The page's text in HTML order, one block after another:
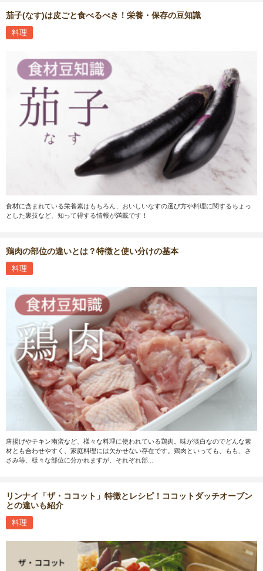
茄子(なす)は皮ごと食べるべき！栄養・保存の豆知識
料理
食材に含まれている栄養素はもちろん、おいしいなすの選び方や料理に関するちょっ
とした裏技など、知って得する情報が満載です！
鶏肉の部位の違いとは？特徴と使い分けの基本
料理
唐揚げやチキン南蛮など、様々な料理に使われている鶏肉。味が淡白なのでどんな素
材とも合わせやすく、家庭料理には欠かせない存在です。鶏肉といっても、もも、さ
さみ等、様々な部位に分かれますが、それぞれ部...
リンナイ「ザ・ココット」特徴とレシピ！ココットダッチオーブン
との違いも紹介
料理